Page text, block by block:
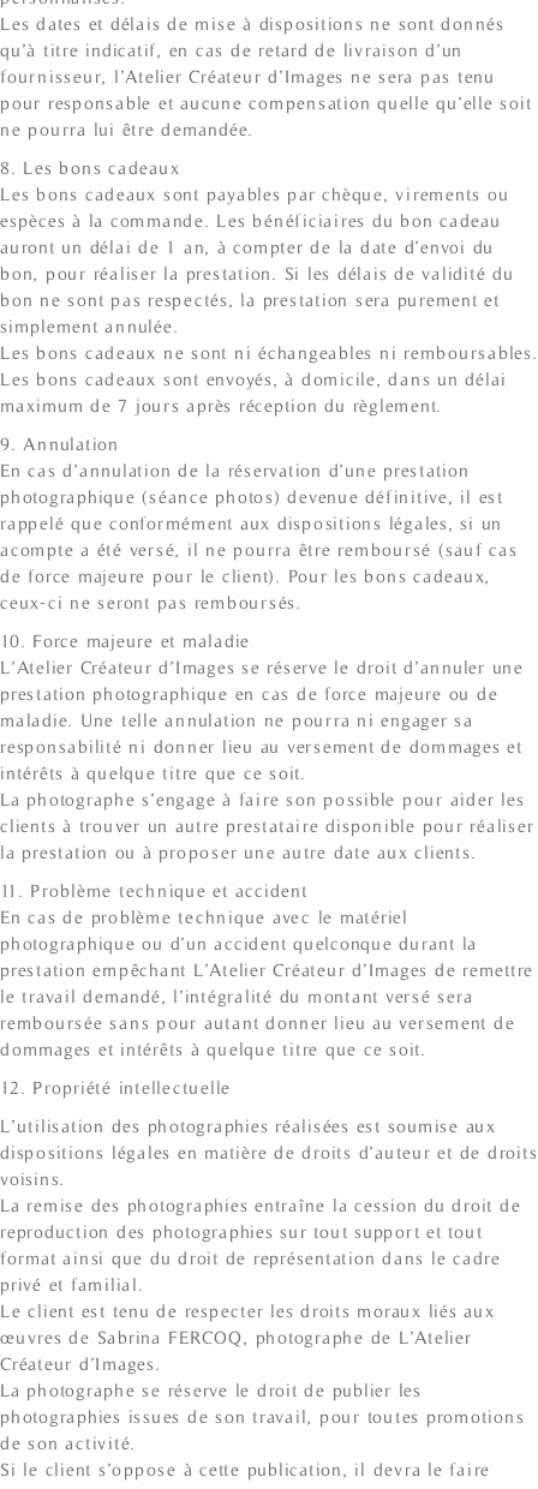
Les dates et délais de mise à dispositions ne sont donnés
qu’à titre indicatif, en cas de retard de livraison d’un
fournisseur, l’Atelier Créateur d’Images ne sera pas tenu
pour responsable et aucune compensation quelle qu’elle soit
ne pourra lui être demandée.
8. Les bons cadeaux
Les bons cadeaux sont payables par chèque, virements ou
espèces à la commande. Les bénéficiaires du bon cadeau
auront un délai de 1 an, à compter de la date d’envoi du
bon, pour réaliser la prestation. Si les délais de validité du
bon ne sont pas respectés, la prestation sera purement et
simplement annulée.
Les bons cadeaux ne sont ni échangeables ni remboursables.
Les bons cadeaux sont envoyés, à domicile, dans un délai
maximum de 7 jours après réception du règlement.
9. Annulation
En cas d’annulation de la réservation d’une prestation
photographique (séance photos) devenue définitive, il est
rappelé que conformément aux dispositions légales, si un
acompte a été versé, il ne pourra être remboursé (sauf cas
de force majeure pour le client). Pour les bons cadeaux,
ceux-ci ne seront pas remboursés.
10. Force majeure et maladie
L’Atelier Créateur d’Images se réserve le droit d’annuler une
prestation photographique en cas de force majeure ou de
maladie. Une telle annulation ne pourra ni engager sa
responsabilité ni donner lieu au versement de dommages et
intérêts à quelque titre que ce soit.
La photographe s’engage à faire son possible pour aider les
clients à trouver un autre prestataire disponible pour réaliser
la prestation ou à proposer une autre date aux clients.
11. Problème technique et accident
En cas de problème technique avec le matériel
photographique ou d’un accident quelconque durant la
prestation empêchant L’Atelier Créateur d’Images de remettre
le travail demandé, l’intégralité du montant versé sera
remboursée sans pour autant donner lieu au versement de
dommages et intérêts à quelque titre que ce soit.
12. Propriété intellectuelle
L’utilisation des photographies réalisées est soumise aux
dispositions légales en matière de droits d’auteur et de droits
voisins.
La remise des photographies entraîne la cession du droit de
reproduction des photographies sur tout support et tout
format ainsi que du droit de représentation dans le cadre
privé et familial.
Le client est tenu de respecter les droits moraux liés aux
œuvres de Sabrina FERCOQ, photographe de L’Atelier
Créateur d’Images.
La photographe se réserve le droit de publier les
photographies issues de son travail, pour toutes promotions
de son activité.
Si le client s’oppose à cette publication, il devra le faire